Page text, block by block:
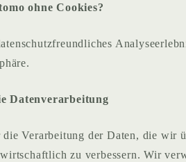
ohne Cookies?
Datenverarbeitung
Verarbeitung der Daten, die wir
zu verbessern. Wir